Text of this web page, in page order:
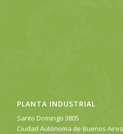
PLANTA INDUSTRIAL
Santo Domingo 3805
Ciudad Autónoma de Buenos Aires